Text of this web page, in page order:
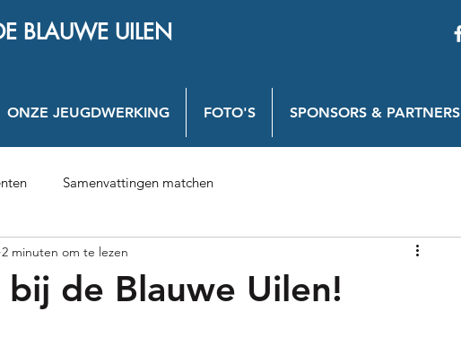
BLAUWE UILEN
ONZE JEUGDWERKING FOTO'S SPONSORS & PARTNERS
Samenvattingen matchen
de Blauwe Uilen!
2 minuten om te lezen